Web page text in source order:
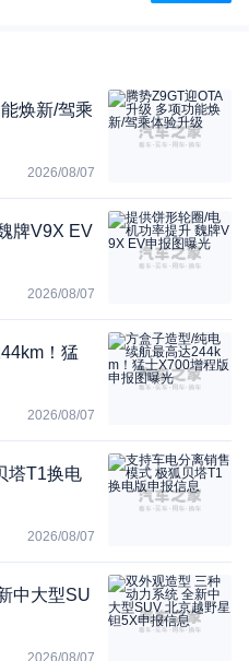
焕新/驾乘
2026/08/07
牌V9X EV
2026/08/07
！猛
2026/08/07
塔T1换电
2026/08/07
中大型SU
2026/08/07